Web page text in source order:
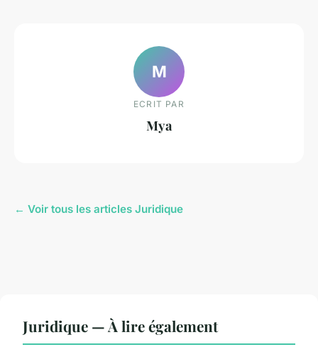
M
ECRIT PAR
Mya
← Voir tous les articles Juridique
Juridique — À lire également